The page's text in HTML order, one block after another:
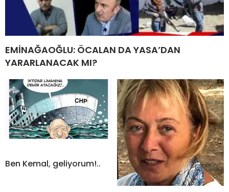
EMİNAĞAOĞLU: ÖCALAN DA YASA’DAN
YARARLANACAK MI?
Ben Kemal, geliyorum!..